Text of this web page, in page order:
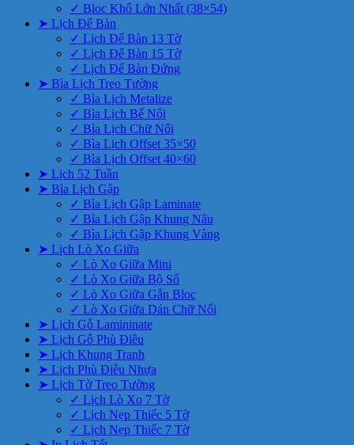
✓ Bloc Khổ Lớn Nhất (38×54)
➤ Lịch Để Bàn
✓ Lịch Để Bàn 13 Tờ
✓ Lịch Để Bàn 15 Tờ
✓ Lịch Để Bàn Đứng
➤ Bìa Lịch Treo Tường
✓ Bìa Lịch Metalize
✓ Bìa Lịch Bế Nổi
✓ Bìa Lịch Chữ Nổi
✓ Bìa Lịch Offset 35×50
✓ Bìa Lịch Offset 40×60
➤ Lịch 52 Tuần
➤ Bìa Lịch Gập
✓ Bìa Lịch Gập Laminate
✓ Bìa Lịch Gập Khung Nâu
✓ Bìa Lịch Gập Khung Vàng
➤ Lịch Lò Xo Giữa
✓ Lò Xo Giữa Mini
✓ Lò Xo Giữa Bộ Số
✓ Lò Xo Giữa Gắn Bloc
✓ Lò Xo Giữa Dán Chữ Nổi
➤ Lịch Gỗ Lamininate
➤ Lịch Gỗ Phù Điêu
➤ Lịch Khung Tranh
➤ Lịch Phù Điêu Nhựa
➤ Lịch Tờ Treo Tường
✓ Lịch Lò Xo 7 Tờ
✓ Lịch Nẹp Thiếc 5 Tờ
✓ Lịch Nẹp Thiếc 7 Tờ